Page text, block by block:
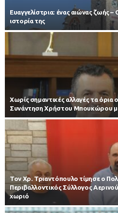
Ευαγγελίστρια: ένας αιώνας ζωής
ιστορία της
Χωρίς σημαντικές αλλαγές τα όρια
Συνάντηση Χρήστου Μπουκώρου
Τον Χρ. Τριαντόπουλο τίμησε ο
Περιβαλλοντικός Σύλλογος
χωριό